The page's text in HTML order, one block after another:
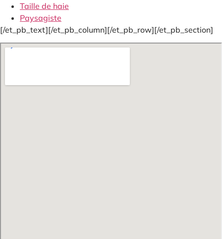
Taille de haie
Paysagiste
[/et_pb_text][/et_pb_column][/et_pb_row][/et_pb_section]